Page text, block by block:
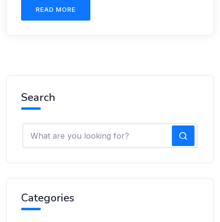
READ MORE
Search
Categories